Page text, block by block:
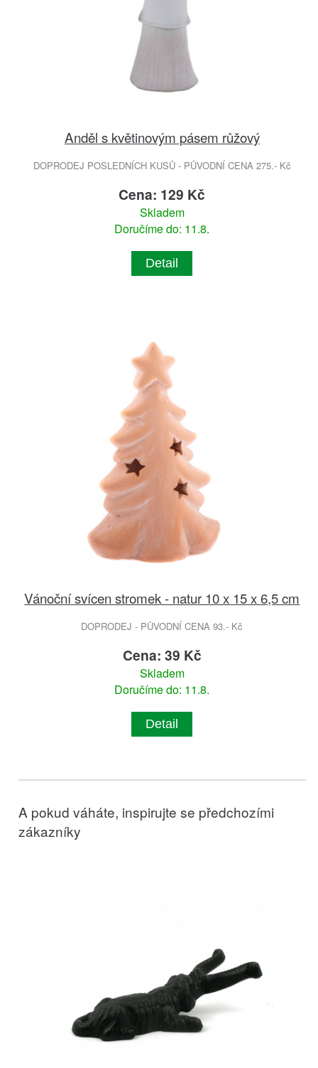
Anděl s květinovým pásem růžový
DOPRODEJ POSLEDNÍCH KUSŮ - PŮVODNÍ CENA 275.- Kč
Cena: 129 Kč
Skladem
Doručíme do: 11.8.
Detail
Vánoční svícen stromek - natur 10 x 15 x 6,5 cm
DOPRODEJ - PŮVODNÍ CENA 93.- Kč
Cena: 39 Kč
Skladem
Doručíme do: 11.8.
Detail
A pokud váháte, inspirujte se předchozími
zákazníky